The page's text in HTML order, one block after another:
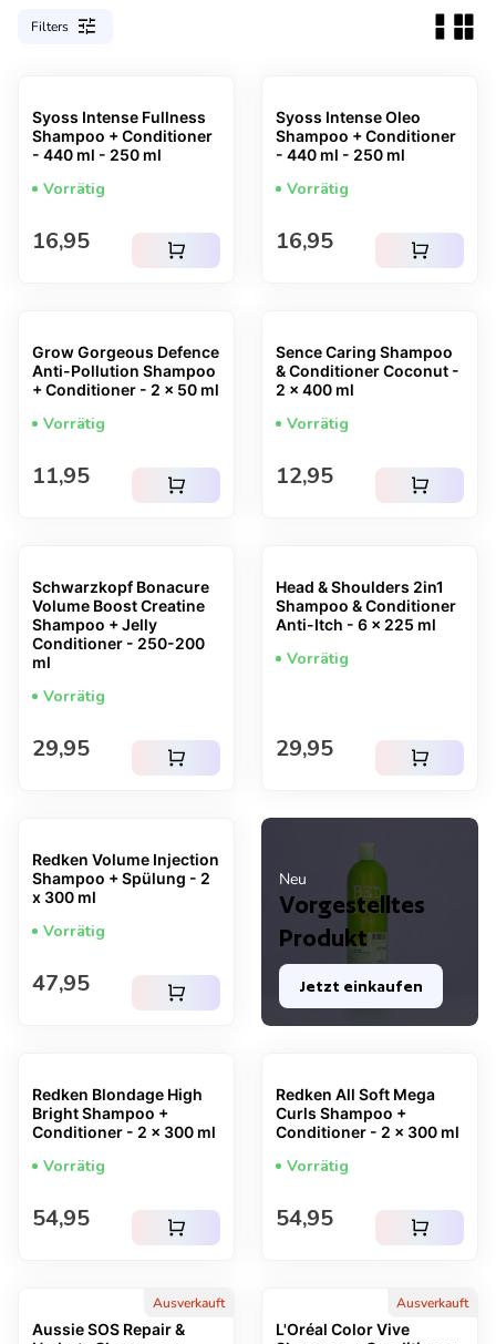
Filters tune
Neu
Vorgestelltes
Produkt
Jetzt einkaufen
Syoss Intense Fullness
Shampoo + Conditioner
- 440 ml - 250 ml
Vorrätig
Regulärer Preis
16,95 shopping_cart
Syoss Intense Oleo
Shampoo + Conditioner
- 440 ml - 250 ml
Vorrätig
Regulärer Preis
16,95 shopping_cart
Grow Gorgeous Defence
Anti-Pollution Shampoo
+ Conditioner - 2 x 50 ml
Vorrätig
Regulärer Preis
11,95 shopping_cart
Sence Caring Shampoo
& Conditioner Coconut -
2 x 400 ml
Vorrätig
Regulärer Preis
12,95 shopping_cart
Schwarzkopf Bonacure
Volume Boost Creatine
Shampoo + Jelly
Conditioner - 250-200
ml
Vorrätig
Regulärer Preis
29,95 shopping_cart
Head & Shoulders 2in1
Shampoo & Conditioner
Anti-Itch - 6 x 225 ml
Vorrätig
Regulärer Preis
29,95 shopping_cart
Redken Volume Injection
Shampoo + Spülung - 2
x 300 ml
Vorrätig
Regulärer Preis
47,95 shopping_cart
Redken Blondage High
Bright Shampoo +
Conditioner - 2 x 300 ml
Vorrätig
Regulärer Preis
54,95 shopping_cart
Redken All Soft Mega
Curls Shampoo +
Conditioner - 2 x 300 ml
Vorrätig
Regulärer Preis
54,95 shopping_cart
Ausverkauft
Aussie SOS Repair &
Ausverkauft
L'Oréal Color Vive